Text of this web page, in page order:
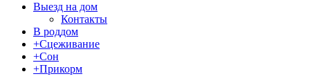
Выезд на дом
Контакты
В роддом
+Сцеживание
+Сон
+Прикорм